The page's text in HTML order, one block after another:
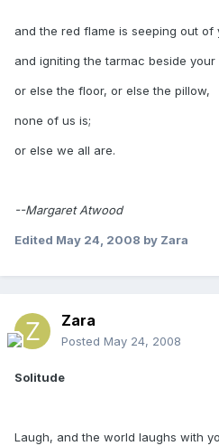
and the red flame is seeping out of
and igniting the tarmac beside your
or else the floor, or else the pillow,
none of us is;
or else we all are.
--Margaret Atwood
Edited May 24, 2008 by Zara
Zara
Posted May 24, 2008
Solitude
Laugh, and the world laughs with